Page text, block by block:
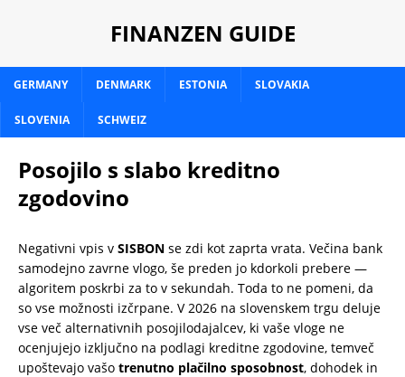
FINANZEN GUIDE
GERMANY DENMARK ESTONIA SLOVAKIA
SLOVENIA SCHWEIZ
Posojilo s slabo kreditno
zgodovino
Negativni vpis v SISBON se zdi kot zaprta vrata. Večina bank
samodejno zavrne vlogo, še preden jo kdorkoli prebere —
algoritem poskrbi za to v sekundah. Toda to ne pomeni, da
so vse možnosti izčrpane. V 2026 na slovenskem trgu deluje
vse več alternativnih posojilodajalcev, ki vaše vloge ne
ocenjujejo izključno na podlagi kreditne zgodovine, temveč
upoštevajo vašo trenutno plačilno sposobnost, dohodek in